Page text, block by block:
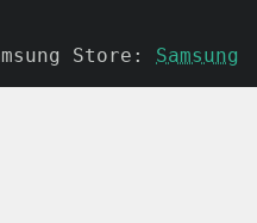
Store: Samsung